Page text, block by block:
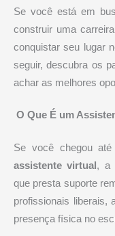
Se você está em
construir uma
conquistar seu lugar
seguir, descubra os
achar as melhores
O Que É um
Se você chegou
assistente virtual , a
que presta suporte
profissionais liberais,
presença física no